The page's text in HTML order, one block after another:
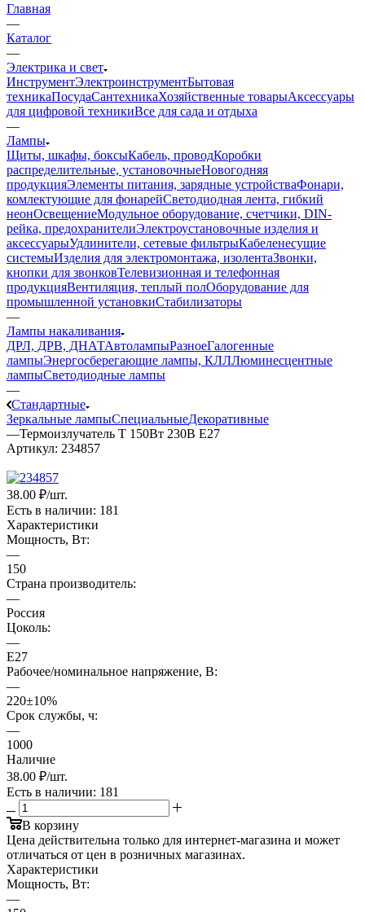
Главная
—
Каталог
—
Электрика и свет
ИнструментЭлектроинструментБытовая
техникаПосудаСантехникаХозяйственные товарыАксессуары
для цифровой техникиВсе для сада и отдыха
—
Лампы
Щиты, шкафы, боксыКабель, проводКоробки
распределительные, установочныеНовогодняя
продукцияЭлементы питания, зарядные устройстваФонари,
комлектующие для фонарейСветодиодная лента, гибкий
неонОсвещениеМодульное оборудование, счетчики, DIN-
рейка, предохранителиЭлектроустановочные изделия и
аксессуарыУдлинители, сетевые фильтрыКабеленесущие
системыИзделия для электромонтажа, изолентаЗвонки,
кнопки для звонковТелевизионная и телефонная
продукцияВентиляция, теплый полОборудование для
промышленной установкиСтабилизаторы
—
Лампы накаливания
ДРЛ, ДРВ, ДНАТАвтолампыРазноеГалогенные
лампыЭнергосберегающие лампы, КЛЛЛюминесцентные
лампыСветодиодные лампы
—
Стандартные
Зеркальные лампыСпециальныеДекоративные
—Термоизлучатель Т 150Вт 230В Е27
Артикул: 234857
38.00 ₽/шт.
Есть в наличии: 181
Характеристики
Мощность, Вт:
—
150
Страна производитель:
—
Россия
Цоколь:
—
E27
Рабочее/номинальное напряжение, В:
—
220±10%
Срок службы, ч:
—
1000
Наличие
38.00 ₽/шт.
Есть в наличии: 181
В корзину
Цена действительна только для интернет-магазина и может
отличаться от цен в розничных магазинах.
Характеристики
Мощность, Вт:
—